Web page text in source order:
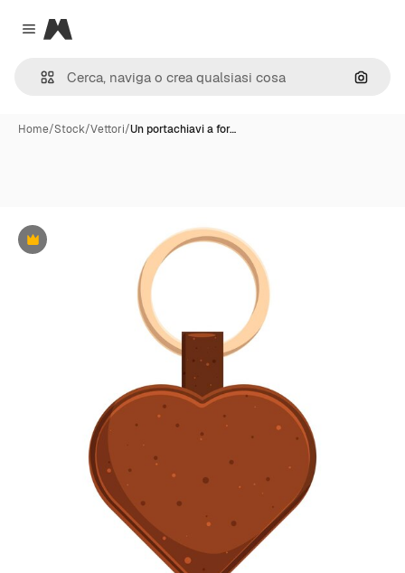
Close menu
Magnific
Cerca
Home/Stock/Vettori/Un portachiavi a for…
Premium